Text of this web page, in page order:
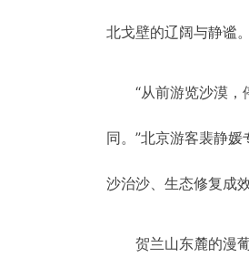
北戈壁的辽阔与静谧。
“从前游览沙漠
同。”北京游客裴静
沙治沙、生态修复成
贺兰山东麓的漫